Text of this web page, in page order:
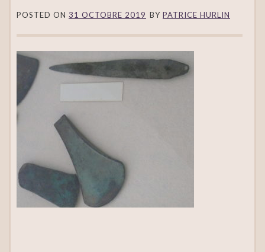
POSTED ON 31 OCTOBRE 2019 BY PATRICE HURLIN